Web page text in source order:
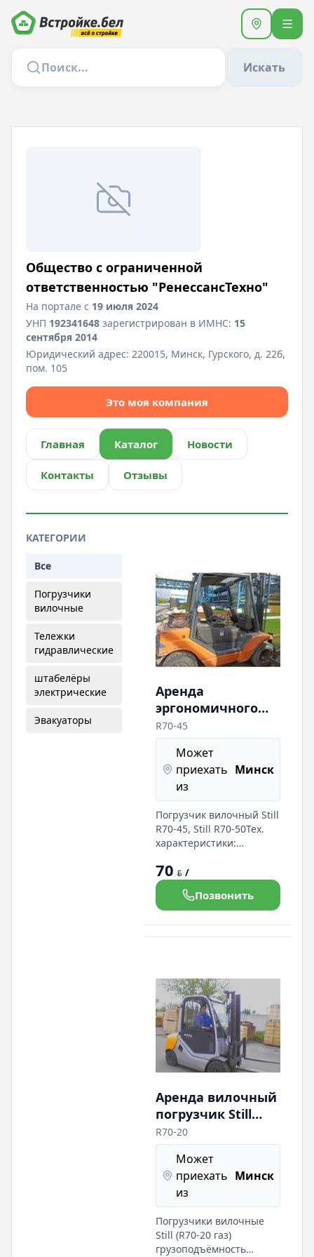
Искать
Общество с ограниченной
ответственностью "РенессансТехно"
На портале с 19 июля 2024
УНП 192341648 зарегистрирован в ИМНС: 15
сентября 2014
Юридический адрес: 220015, Минск, Гурского, д. 22б,
пом. 105
Это моя компания
Главная Каталог Новости
Контакты Отзывы
КАТЕГОРИИ
Все
Погрузчики
вилочные
Тележки
гидравлические
штабелёры
электрические
Эвакуаторы
Аренда
эргономичного
вилочного
погрузчика Still
R70-45, Still R70-
50(г/п 4500кг, 5000
кг). Длинные
вилы.
R70-45
Может
приехать
из
Минск
Погрузчик вилочный Still
R70-45, Still R70-50Тех.
характеристики:
-5000кг кабина по
запросу. мачта мм
70 BYN /
Позвонить
Аренда вилочный
погрузчик Still
R70-20g, газ,
грузоподъёмность
2,0 т, свободный
подъем.
R70-20
Может
приехать
из
Минск
Погрузчики вилочные
Still (R70-20 газ)
грузоподъёмность